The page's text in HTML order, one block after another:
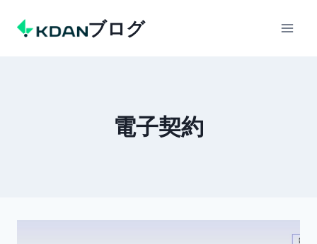
ブログ
電子契約